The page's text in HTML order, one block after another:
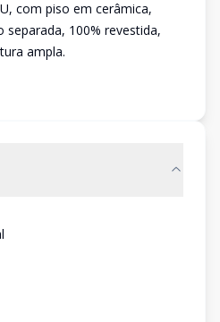
com piso em cerâmica,
separada, 100% revestida,
ampla.